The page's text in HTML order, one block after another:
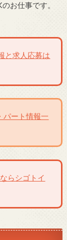
お仕事です。
と求人応募は
パート情報一
らシゴトイ